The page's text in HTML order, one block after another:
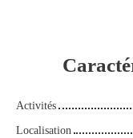
Activités
Localisation